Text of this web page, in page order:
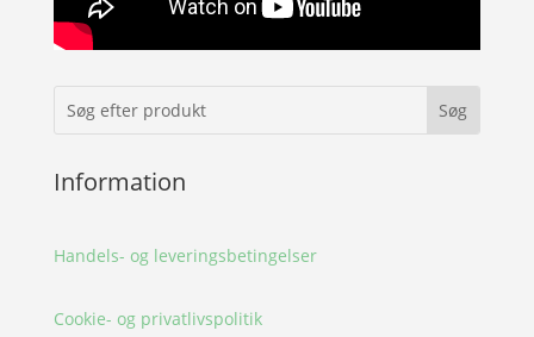
Information
Handels- og leveringsbetingelser
Cookie- og privatlivspolitik